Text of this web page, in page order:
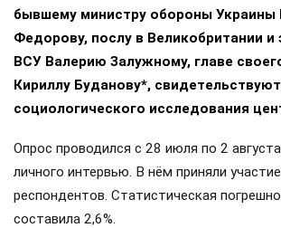
бывшему министру обороны Украины
Федорову, послу в Великобритании и
ВСУ Валерию Залужному, главе
Кириллу Буданову*,
социологического исследования
Опрос проводился с 28 июля по 2
личного интервью. В нём приняли
респондентов. Статистическая
составила 2,6%.